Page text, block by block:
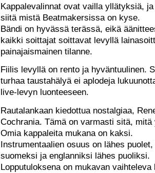
Kappalevalinnat ovat vailla yllätyksiä,
siitä mistä Beatmakersissa on kyse.
Bändi on hyvässä terässä, eikä
kaikki soittajat soittavat levyllä
painajaismainen tilanne.
Fiilis levyllä on rento ja hyväntuulinen.
turhaa taustahälyä ei aplodeja
live-levyn luonteeseen.
Rautalankaan kiedottua nostalgiaa,
Cochrania. Tämä on varmasti sitä, mitä
Omia kappaleita mukana on kaksi.
Instrumentaalien osuus on lähes
suomeksi ja englanniksi lähes puoliksi.
Lopputuloksena on mukavan